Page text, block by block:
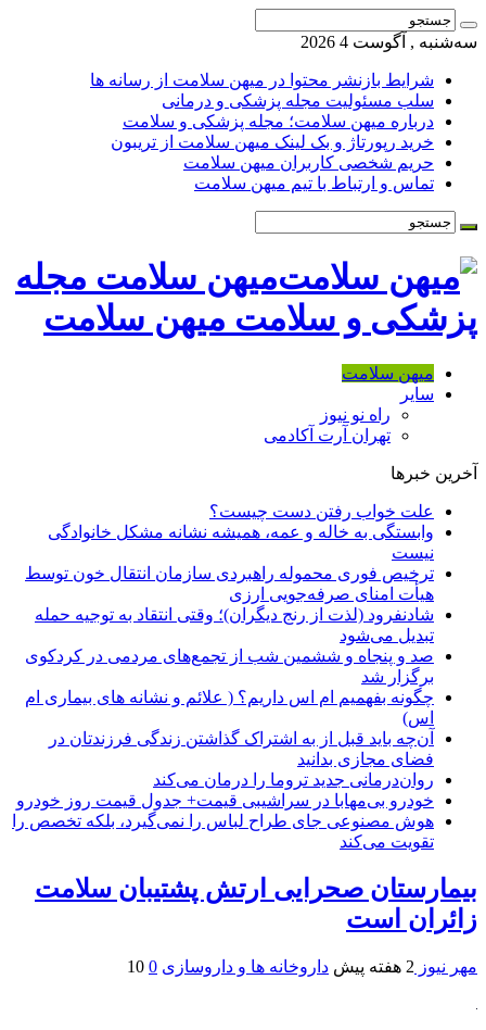
سه‌شنبه , آگوست 4 2026
شرایط بازنشر محتوا در میهن سلامت از رسانه ها
سلب مسئولیت مجله پزشکی و درمانی
درباره میهن سلامت؛ مجله پزشکی و سلامت
خرید رپورتاژ و بک لینک میهن سلامت از تریبون
حریم شخصی کاربران میهن سلامت
تماس و ارتباط با تیم میهن سلامت
میهن سلامت مجله
پزشکی و سلامت میهن سلامت
میهن سلامت
سایر
راه نو نیوز
تهران آرت آکادمی
آخرین خبرها
علت خواب رفتن دست چیست؟
وابستگی به خاله و عمه، همیشه نشانه مشکل خانوادگی
نیست
ترخیص فوری محموله راهبردی سازمان انتقال خون توسط
هیأت امنای صرفه‌جویی ارزی
شادنفرود (لذت از رنج دیگران)؛ وقتی انتقاد به توجیه حمله
تبدیل می‌شود
صد و پنجاه‌ و ششمین شب از تجمع‌های مردمی در کردکوی
برگزار شد
چگونه بفهمیم ام اس داریم؟ ( علائم و نشانه های بیماری ام
اس)
آن‌چه باید قبل از به اشتراک گذاشتن زندگی فرزندتان در
فضای مجازی بدانید
روان‌درمانی جدید تروما را درمان می‌کند
خودرو بی‌مهابا در سراشیبی قیمت+ جدول قیمت روز خودرو
هوش مصنوعی جای طراح لباس را نمی‌گیرد، بلکه تخصص را
تقویت می‌کند
بیمارستان صحرایی ارتش پشتیبان سلامت
زائران است
مهر نیوز 2 هفته پیش داروخانه ها و داروسازی 0
10